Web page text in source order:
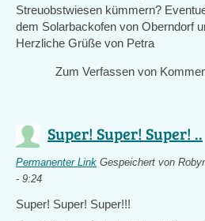
Streuobstwiesen kümmern?
dem Solarbackofen von Oberndorf
Herzliche Grüße von Petra
Zum Verfassen von
Super! Super! Super! ..
Permanenter Link Gespeichert von
- 9:24
Super! Super! Super!!!